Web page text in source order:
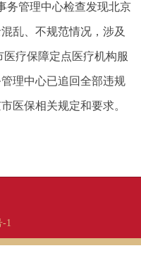
管理中心检查发现北京
乱、不规范情况，涉及
医疗保障定点医疗机构服
理中心已追回全部违规
医保相关规定和要求。
-1